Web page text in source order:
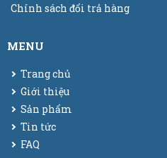
Chính sách đổi trả hàng
MENU
Trang chủ
Giới thiệu
Sản phẩm
Tin tức
FAQ